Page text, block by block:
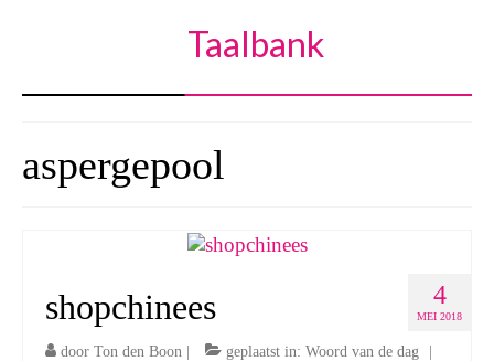
Taalbank
aspergepool
4
MEI 2018
shopchinees
door Ton den Boon | geplaatst in: Woord van de dag
|